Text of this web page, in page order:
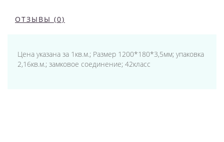
ОТЗЫВЫ (0)
Цена указана за 1кв.м.; Размер 1200*180*3,5мм; упаковка
2,16кв.м.; замковое соединение; 42класс